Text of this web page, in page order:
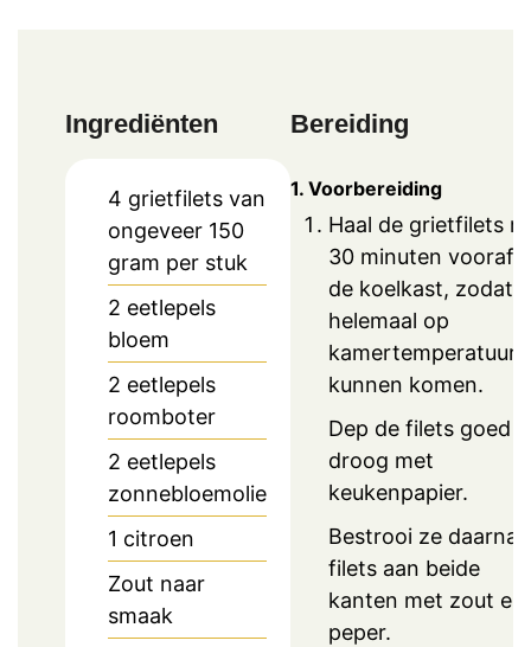
Ingrediënten
4 grietfilets van
ongeveer 150
gram per stuk
2 eetlepels
bloem
2 eetlepels
roomboter
2 eetlepels
zonnebloemolie
1 citroen
Zout naar
smaak
Bereiding
1. Voorbereiding
Haal de grietfilets
30 minuten vooraf
de koelkast, zodat
helemaal op
kamertemperatuur
kunnen komen.
Dep de filets goed
droog met
keukenpapier.
Bestrooi ze daarna
filets aan beide
kanten met zout en
peper.